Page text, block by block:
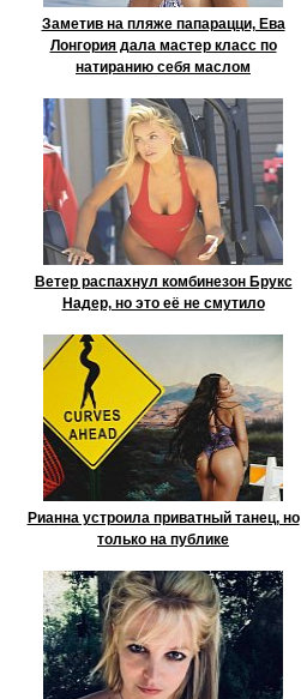
Заметив на пляже папарацци, Ева
Лонгория дала мастер класс по
натиранию себя маслом
Ветер распахнул комбинезон Брукс
Надер, но это её не смутило
Рианна устроила приватный танец, но
только на публике